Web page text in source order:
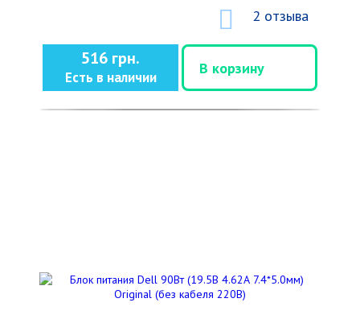
2 отзыва
516 грн.
Есть в наличии
В корзину